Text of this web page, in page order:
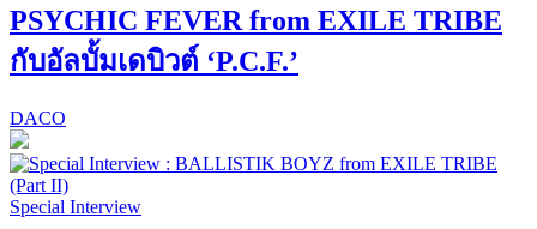
PSYCHIC FEVER from EXILE TRIBE
กับอัลบั้มเดบิวต์ ‘P.C.F.’
DACO
Special Interview